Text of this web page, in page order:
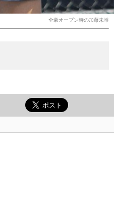
全豪オープン時の加藤未唯